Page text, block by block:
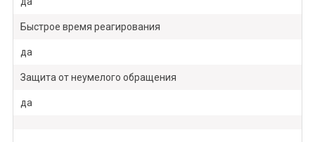
Быстрое время реагирования
да
Защита от неумелого обращения
да